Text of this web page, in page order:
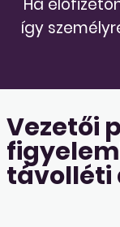
Ha
így
Vezetői
távolléti